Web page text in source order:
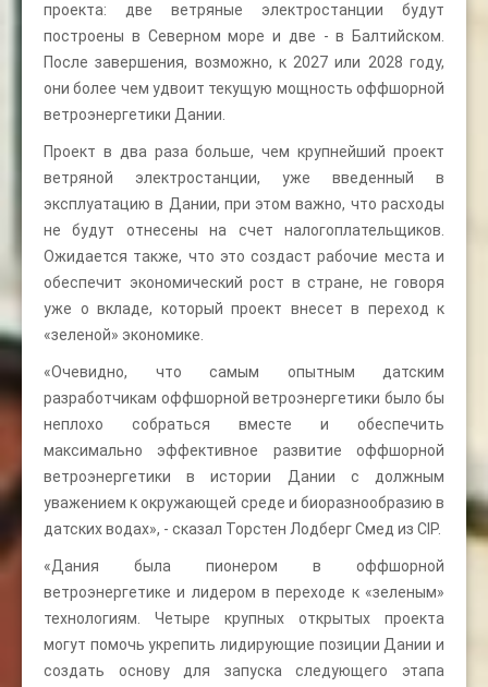
проекта: две ветряные электростанции будут
построены в Северном море и две - в Балтийском.
После завершения, возможно, к 2027 или 2028 году,
они более чем удвоит текущую мощность оффшорной
ветроэнергетики Дании.
Проект в два раза больше, чем крупнейший проект
ветряной электростанции, уже введенный в
эксплуатацию в Дании, при этом важно, что расходы
не будут отнесены на счет налогоплательщиков.
Ожидается также, что это создаст рабочие места и
обеспечит экономический рост в стране, не говоря
уже о вкладе, который проект внесет в переход к
«зеленой» экономике.
«Очевидно, что самым опытным датским
разработчикам оффшорной ветроэнергетики было бы
неплохо собраться вместе и обеспечить
максимально эффективное развитие оффшорной
ветроэнергетики в истории Дании с должным
уважением к окружающей среде и биоразнообразию в
датских водах», - сказал Торстен Лодберг Смед из CIP.
«Дания была пионером в оффшорной
ветроэнергетике и лидером в переходе к «зеленым»
технологиям. Четыре крупных открытых проекта
могут помочь укрепить лидирующие позиции Дании и
создать основу для запуска следующего этапа